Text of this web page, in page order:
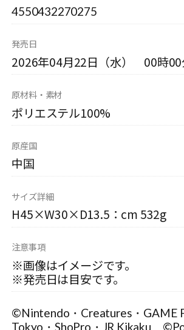
4550432270275
発売日
2026年04月22日（水） 00時
原材料・素材
ポリエステル100%
原産国
中国
サイズ詳細
H45×W30×D13.5：cm 532g
注意事項
※画像はイメージです。
※発売日は目安です。
©Nintendo・Creatures・GAME
Tokyo・ShoPro・JR Kikaku